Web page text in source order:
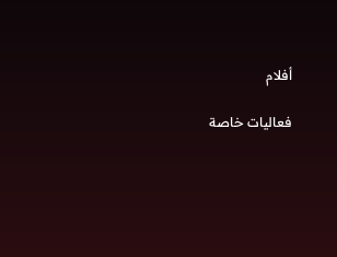
أفلام
فعاليات خاصة